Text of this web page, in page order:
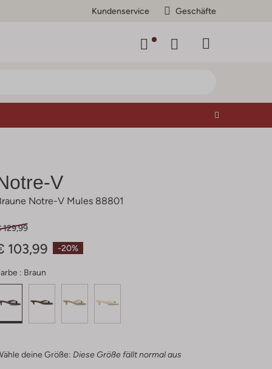
Kundenservice Geschäfte
V
Notre-V Mules 88801
-20%
129,99
103,99
: Braun
deine Größe: Diese Größe fällt normal aus